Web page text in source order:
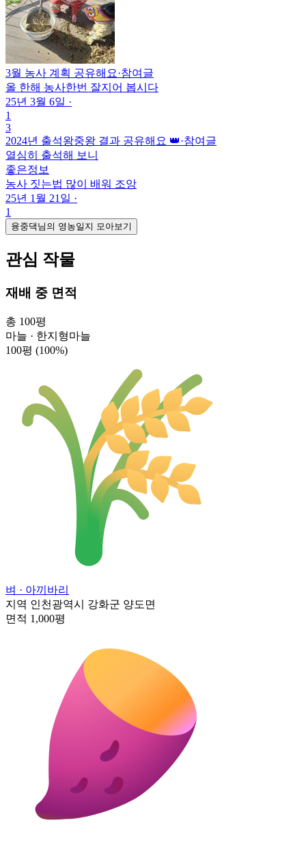
3월 농사 계획 공유해요·참여글
올 한해 농사한번 잘지어 봅시다
25년 3월 6일 ·
1
3
2024년 출석왕중왕 결과 공유해요 👑·참여글
열심히 출석해 보니
좋은정보
농사 짓는법 많이 배워 조앙
25년 1월 21일 ·
1
융중댁님의 영농일지 모아보기
관심 작물
재배 중 면적
총 100평
마늘 · 한지형마늘
100평 (100%)
벼 · 아끼바리
지역 인천광역시 강화군 양도면
면적 1,000평